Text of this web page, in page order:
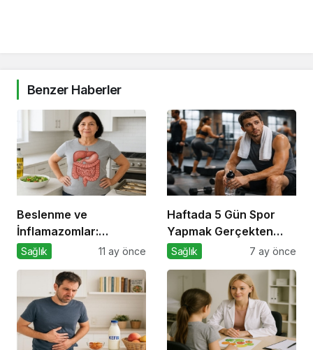
Benzer Haberler
Beslenme ve
İnflamazomlar:
Bağırsaktan Hücre
Sessiz Savaş
Sağlık 11 ay önce
Haftada 5 Gün Spor
Yapmak Gerçekten
Sağlıklı mı?
Sağlık 7 ay önce